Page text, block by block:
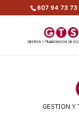
607 94 73